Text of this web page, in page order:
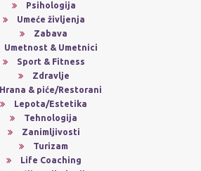
Psihologija
Umeće življenja
Zabava
Umetnost & Umetnici
Sport & Fitness
Zdravlje
Hrana & piće/Restorani
Lepota/Estetika
Tehnologija
Zanimljivosti
Turizam
Life Coaching